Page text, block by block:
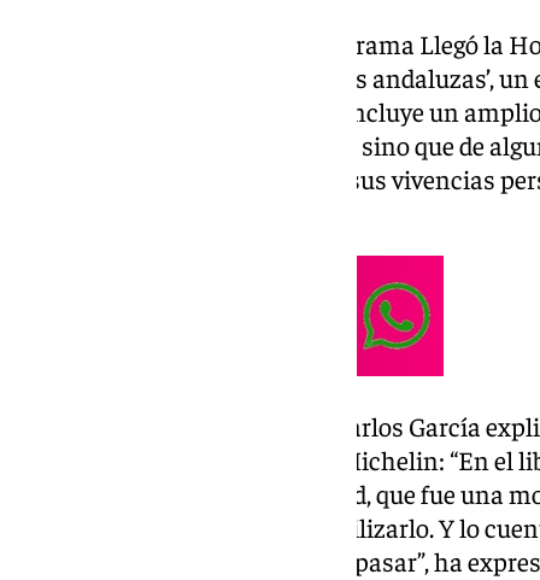
El cocinero ha estado en el programa Llegó la
presentar su primer libro ‘Raíces andaluzas’,
humildad” en el que no solo se incluye un
para los aficionados a la cocina, sino que de
diario personal en el que narra sus vivencias
Y entre esos momentos, José Carlos García
para él conseguir una estrella Michelin: “En el
Cuento lo que me pasó de verdad, que fue una
abajo hasta que conseguí estabilizarlo. Y lo
porque a mucha gente le puede pasar”, ha